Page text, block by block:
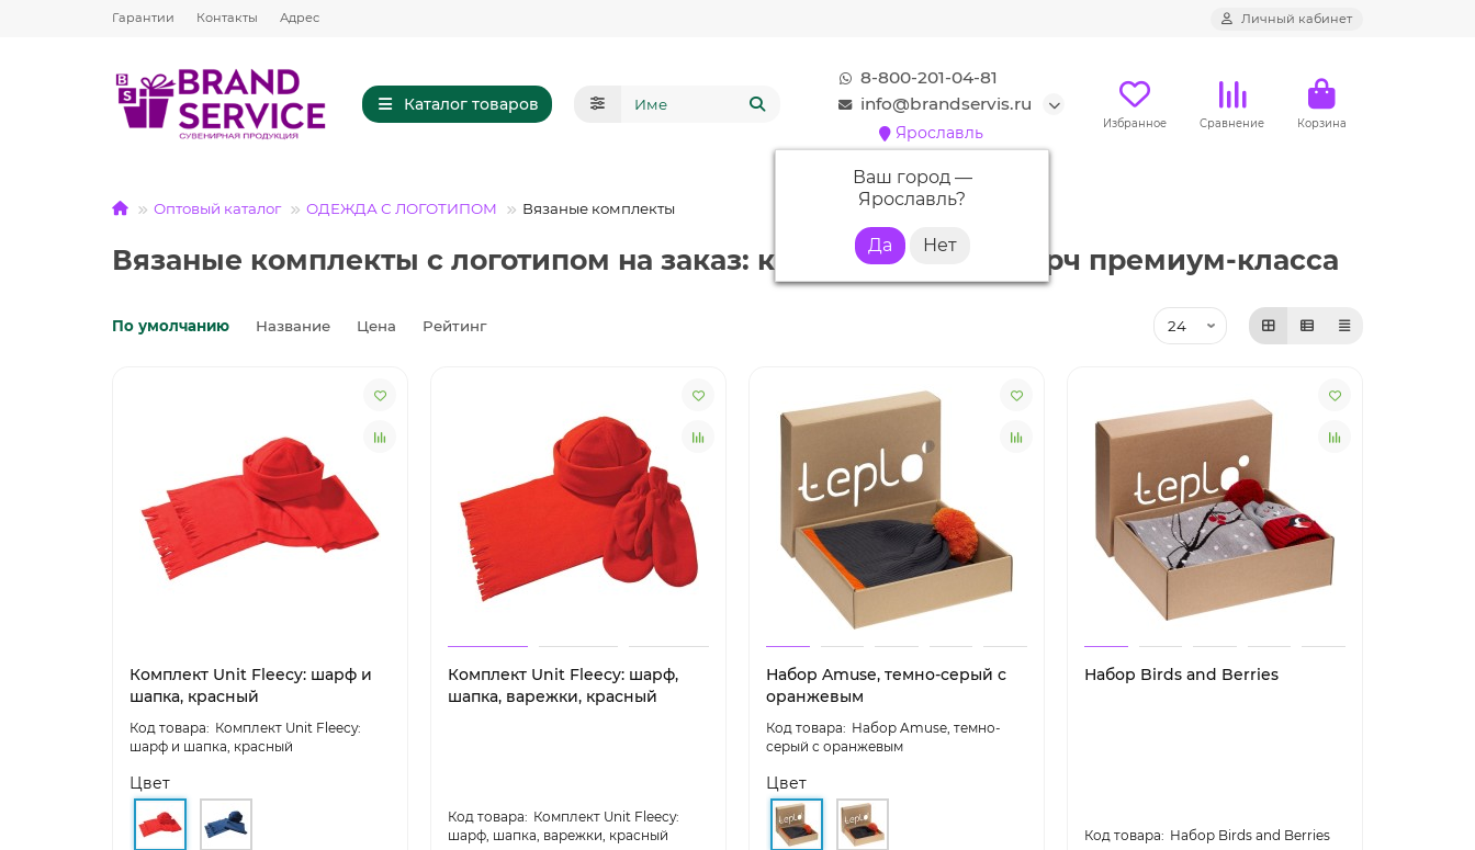
Гарантии Контакты Адрес Личный кабинет
Каталог товаров
8-800-201-04-81
info@brandservis.ru
Ярославль
Ваш город —
Ярославль?
Избранное Сравнение Корзина
Оптовый каталог ОДЕЖДА С ЛОГОТИПОМ Вязаные комплекты
Вязаные комплекты с логотипом на заказ: корпоративный мерч премиум-класса
По умолчанию Название Цена Рейтинг
Комплект Unit Fleecy: шарф и
шапка, красный
Комплект Unit Fleecy:
шарф и шапка, красный
Цвет
Комплект Unit Fleecy: шарф,
шапка, варежки, красный
Комплект Unit Fleecy:
шарф, шапка, варежки, красный
Набор Amuse, темно-серый с
оранжевым
Набор Amuse, темно-
серый с оранжевым
Цвет
Набор Birds and Berries
Набор Birds and Berries